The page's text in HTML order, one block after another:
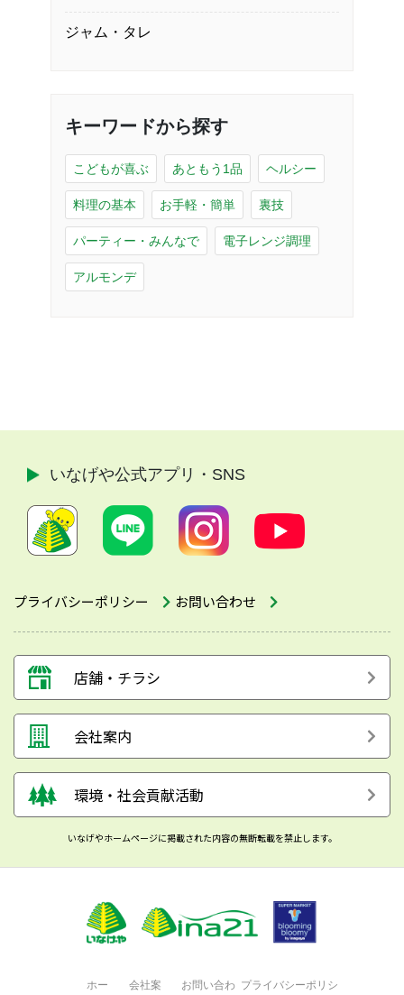
ジャム・タレ
キーワードから探す
こどもが喜ぶ あともう1品 ヘルシー
料理の基本 お手軽・簡単 裏技
パーティー・みんなで 電子レンジ調理
アルモンデ
プライバシーポリシー お問い合わせ
いなげや公式アプリ・SNS
店舗・チラシ
会社案内
環境・社会貢献活動
いなげやホームページに掲載された内容の無断転載を禁止します。
ホー
会社案
お問い合わ
プライバシーポリシ